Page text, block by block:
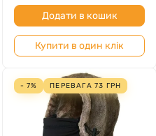
Додати в кошик
Купити в один клік
- 7% ПЕРЕВАГА73 ГРН